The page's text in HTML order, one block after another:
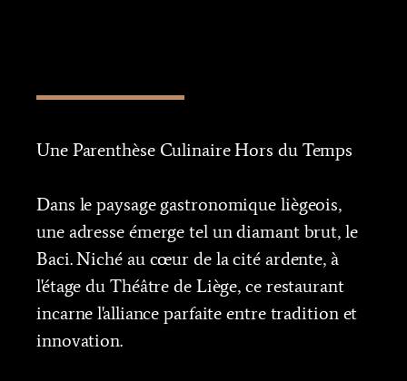
Une Parenthèse Culinaire Hors du Temps
Dans le paysage gastronomique liègeois,
une adresse émerge tel un diamant brut, le
Baci. Niché au cœur de la cité ardente, à
l'étage du Théâtre de Liège, ce restaurant
incarne l'alliance parfaite entre tradition et
innovation.